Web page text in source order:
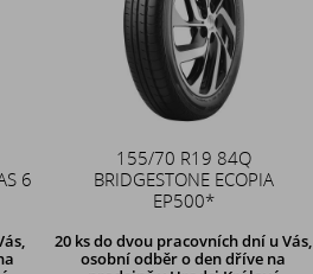
6
155/70 R19 84Q
BRIDGESTONE ECOPIA
EP500*
20 ksdo dvou pracovních dní u Vás,
osobní odběr o den dříve na